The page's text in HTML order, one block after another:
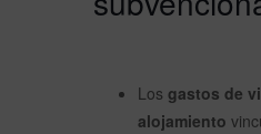
Los gastos de
alojamiento